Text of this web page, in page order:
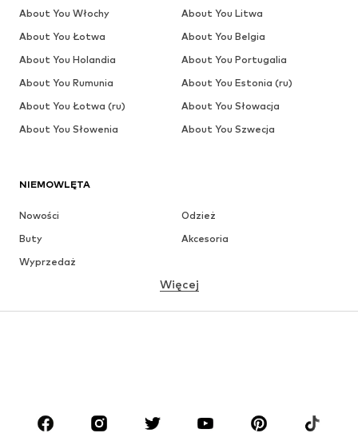
NIEMOWLĘTA
Nowości
Odzież
Buty
Akcesoria
Wyprzedaż
MARKI
Więcej
About You Włochy
About You Litwa
About You Łotwa
About You Belgia
About You Holandia
About You Portugalia
About You Rumunia
About You Estonia (ru)
About You Łotwa (ru)
About You Słowacja
About You Słowenia
About You Szwecja